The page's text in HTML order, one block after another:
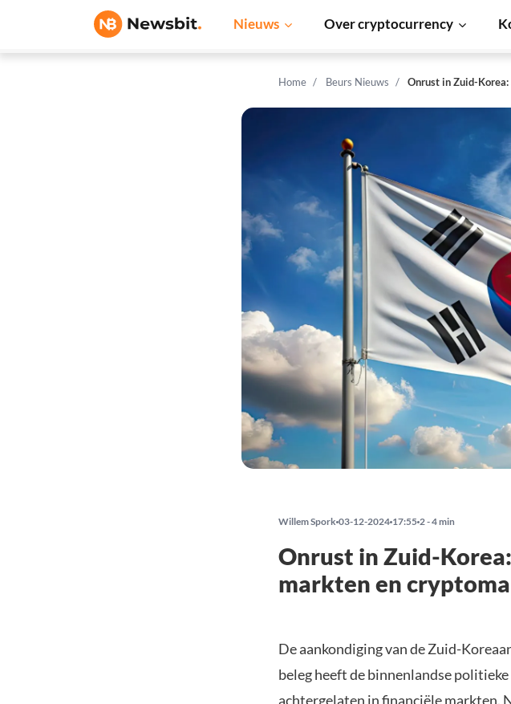
Nieuws Over cryptocurrency
Home Beurs Nieuws Onrust in Zuid-
Willem Spork 03-12-2024 17:55 2 - 4 min
Onrust in Zuid-
markten en
De aankondiging van de Zuid-
beleg heeft de binnenlandse
achtergelaten in financiële markten.